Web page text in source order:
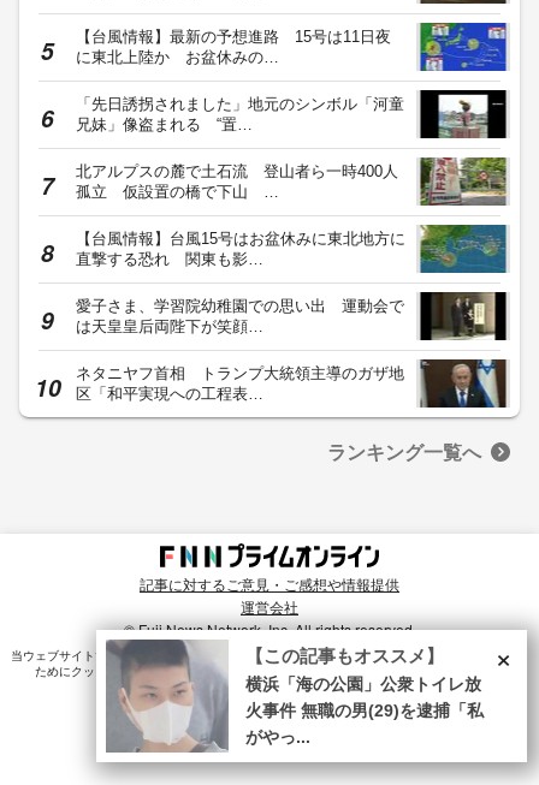
【台風情報】最新の予想進路 15号は11日夜
に東北上陸か お盆休みの…
「先日誘拐されました」地元のシンボル「河童
兄妹」像盗まれる “置…
北アルプスの麓で土石流 登山者ら一時400人
孤立 仮設置の橋で下山 …
【台風情報】台風15号はお盆休みに東北地方に
直撃する恐れ 関東も影…
愛子さま、学習院幼稚園での思い出 運動会で
は天皇皇后両陛下が笑顔…
ネタニヤフ首相 トランプ大統領主導のガザ地
区「和平実現への工程表…
ランキング一覧へ
記事に対するご意見・ご感想や情報提供
運営会社
© Fuji News Network, Inc. All rights reserved.
当ウェブサイトでは、ユーザのニーズ・興味・関⼼に合致したコンテンツや広告配信を提供する
ためにクッキーを使⽤しています。詳細は、
プライバシーポリシー をご確認ください。×
【この記事もオススメ】
横浜「海の公園」公衆トイレ放
火事件 無職の男(29)を逮捕「私
がやっ...